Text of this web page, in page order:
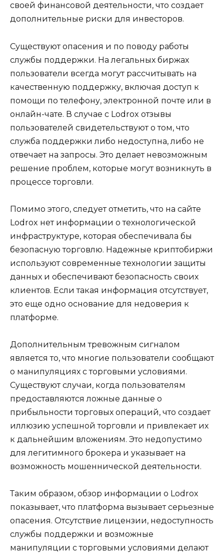
своей финансовой деятельности, что создает
дополнительные риски для инвесторов.
Существуют опасения и по поводу работы
службы поддержки. На легальных биржах
пользователи всегда могут рассчитывать на
качественную поддержку, включая доступ к
помощи по телефону, электронной почте или в
онлайн-чате. В случае с Lodrox отзывы
пользователей свидетельствуют о том, что
служба поддержки либо недоступна, либо не
отвечает на запросы. Это делает невозможным
решение проблем, которые могут возникнуть в
процессе торговли.
Помимо этого, следует отметить, что на сайте
Lodrox нет информации о технологической
инфраструктуре, которая обеспечивала бы
безопасную торговлю. Надежные криптобиржи
используют современные технологии защиты
данных и обеспечивают безопасность своих
клиентов. Если такая информация отсутствует,
это еще одно основание для недоверия к
платформе.
Дополнительным тревожным сигналом
является то, что многие пользователи сообщают
о манипуляциях с торговыми условиями.
Существуют случаи, когда пользователям
предоставляются ложные данные о
прибыльности торговых операций, что создает
иллюзию успешной торговли и привлекает их
к дальнейшим вложениям. Это недопустимо
для легитимного брокера и указывает на
возможность мошеннической деятельности.
Таким образом, обзор информации о Lodrox
показывает, что платформа вызывает серьезные
опасения. Отсутствие лицензии, недоступность
службы поддержки и возможные
манипуляции с торговыми условиями делают